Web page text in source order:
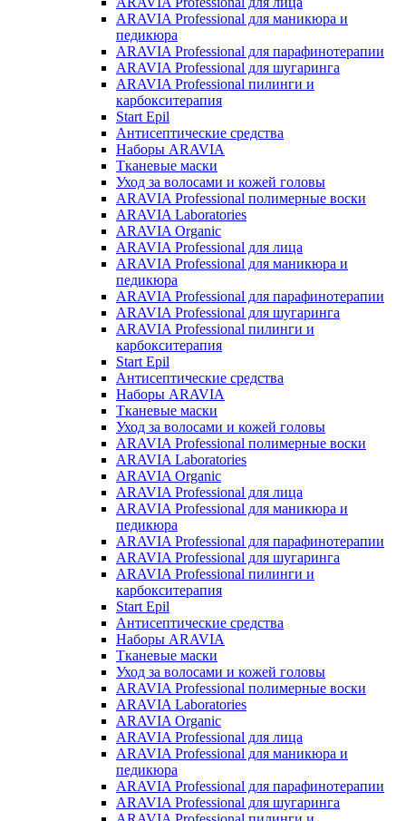
ARAVIA Professional для маникюра и
педикюра
ARAVIA Professional для парафинотерапии
ARAVIA Professional для шугаринга
ARAVIA Professional пилинги и
карбокситерапия
Start Epil
Антисептические средства
Наборы ARAVIA
Тканевые маски
Уход за волосами и кожей головы
ARAVIA Professional полимерные воски
ARAVIA Laboratories
ARAVIA Organic
ARAVIA Professional для лица
ARAVIA Professional для маникюра и
педикюра
ARAVIA Professional для парафинотерапии
ARAVIA Professional для шугаринга
ARAVIA Professional пилинги и
карбокситерапия
Start Epil
Антисептические средства
Наборы ARAVIA
Тканевые маски
Уход за волосами и кожей головы
ARAVIA Professional полимерные воски
ARAVIA Laboratories
ARAVIA Organic
ARAVIA Professional для лица
ARAVIA Professional для маникюра и
педикюра
ARAVIA Professional для парафинотерапии
ARAVIA Professional для шугаринга
ARAVIA Professional пилинги и
карбокситерапия
Start Epil
Антисептические средства
Наборы ARAVIA
Тканевые маски
Уход за волосами и кожей головы
ARAVIA Professional полимерные воски
ARAVIA Laboratories
ARAVIA Organic
ARAVIA Professional для лица
ARAVIA Professional для маникюра и
педикюра
ARAVIA Professional для парафинотерапии
ARAVIA Professional для шугаринга